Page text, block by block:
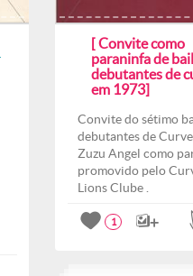
[ Convite como
paraninfa de
debutantes de
em 1973]
Convite do sétimo
debutantes de
Zuzu Angel como
promovido pelo
Lions Clube .
1